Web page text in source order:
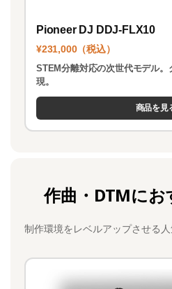
Pioneer DJ DDJ-FLX10
¥231,000（税込）
STEM分離対応の次世代モデル
現。
商品を見
作曲・DTMに
制作環境をレベルアップさせる人